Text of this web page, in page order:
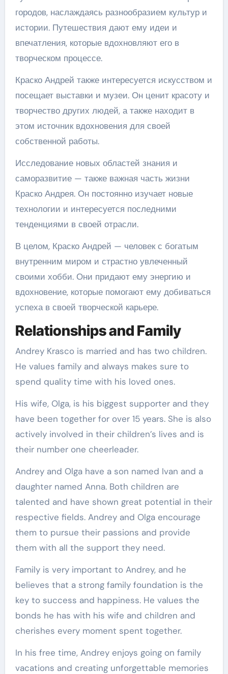
городов, наслаждаясь разнообразием культур и
истории. Путешествия дают ему идеи и
впечатления, которые вдохновляют его в
творческом процессе.
Краско Андрей также интересуется искусством и
посещает выставки и музеи. Он ценит красоту и
творчество других людей, а также находит в
этом источник вдохновения для своей
собственной работы.
Исследование новых областей знания и
саморазвитие — также важная часть жизни
Краско Андрея. Он постоянно изучает новые
технологии и интересуется последними
тенденциями в своей отрасли.
В целом, Краско Андрей — человек с богатым
внутренним миром и страстно увлеченный
своими хобби. Они придают ему энергию и
вдохновение, которые помогают ему добиваться
успеха в своей творческой карьере.
Relationships and Family
Andrey Krasco is married and has two children.
He values family and always makes sure to
spend quality time with his loved ones.
His wife, Olga, is his biggest supporter and they
have been together for over 15 years. She is also
actively involved in their children’s lives and is
their number one cheerleader.
Andrey and Olga have a son named Ivan and a
daughter named Anna. Both children are
talented and have shown great potential in their
respective fields. Andrey and Olga encourage
them to pursue their passions and provide
them with all the support they need.
Family is very important to Andrey, and he
believes that a strong family foundation is the
key to success and happiness. He values the
bonds he has with his wife and children and
cherishes every moment spent together.
In his free time, Andrey enjoys going on family
vacations and creating unforgettable memories